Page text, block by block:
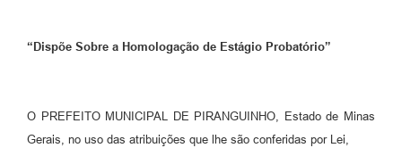
“Dispõe Sobre a Homologação de Estágio Probatório”
O PREFEITO MUNICIPAL DE PIRANGUINHO, Estado de Minas
Gerais, no uso das atribuições que lhe são conferidas por Lei,